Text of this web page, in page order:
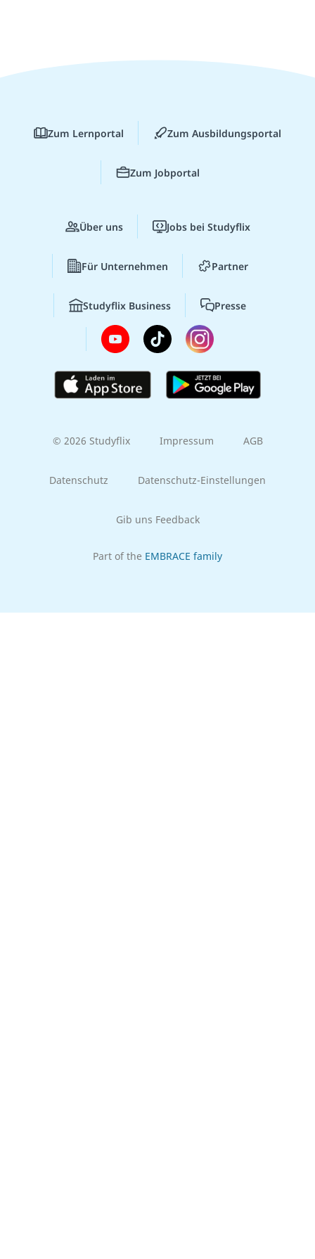
Zum Lernportal Zum Ausbildungsportal
Zum Jobportal
Über uns Jobs bei Studyflix
Für Unternehmen Partner
Studyflix Business Presse
© 2026 Studyflix Impressum AGB
Datenschutz Datenschutz-Einstellungen
Gib uns Feedback
Part of the EMBRACE family